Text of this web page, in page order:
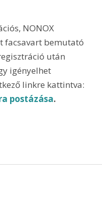
NONOX
facsavart bemutató
után
igényelhet
linkre kattintva:
postázása.